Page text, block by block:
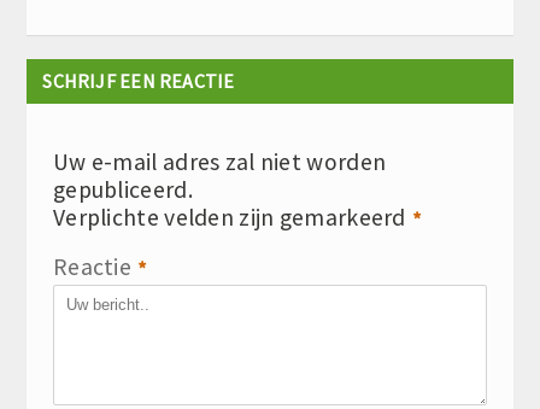
SCHRIJF EEN REACTIE
Uw e-mail adres zal niet worden
gepubliceerd.
Verplichte velden zijn gemarkeerd *
Reactie *